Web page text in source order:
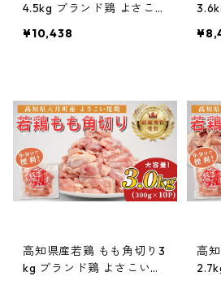
4.5kg ブランド鶏 よさこい
¥10,438
高知県産若鶏 もも角切り3
kg ブランド鶏 よさこい尾
高